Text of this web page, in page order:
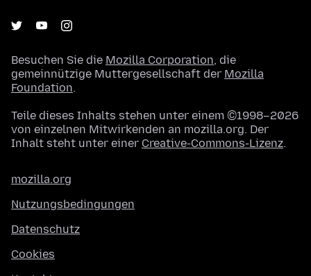
Besuchen Sie die Mozilla Corporation, die
gemeinnützige Muttergesellschaft der Mozilla
Foundation.
Teile dieses Inhalts stehen unter einem ©1998–2026
von einzelnen Mitwirkenden an mozilla.org. Der
Inhalt steht unter einer Creative-Commons-Lizenz.
mozilla.org
Nutzungsbedingungen
Datenschutz
Cookies